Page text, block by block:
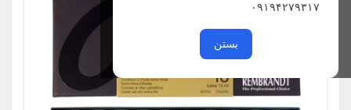
۰۹۱۹۴۲۷۹۳۱۷
بستن